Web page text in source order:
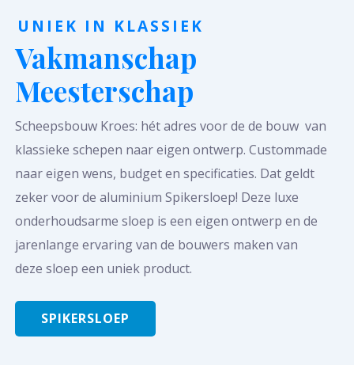
UNIEK IN KLASSIEK
Vakmanschap
Meesterschap
Scheepsbouw Kroes: hét adres voor de de bouw van
klassieke schepen naar eigen ontwerp. Custommade
naar eigen wens, budget en specificaties. Dat geldt
zeker voor de aluminium Spikersloep! Deze luxe
onderhoudsarme sloep is een eigen ontwerp en de
jarenlange ervaring van de bouwers maken van
deze sloep een uniek product.
SPIKERSLOEP